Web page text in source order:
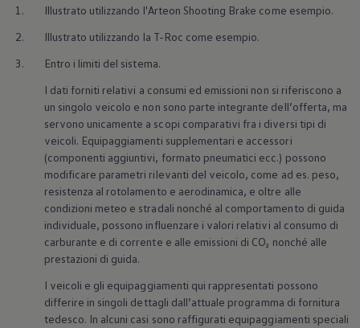
1.
Illustrato utilizzando l'Arteon Shooting Brake come esempio.
2.
Illustrato utilizzando la T-Roc come esempio.
3.
Entro i limiti del sistema.
I dati forniti relativi a consumi ed emissioni non si riferiscono a
un singolo veicolo e non sono parte integrante dell’offerta, ma
servono unicamente a scopi comparativi fra i diversi tipi di
veicoli. Equipaggiamenti supplementari e accessori
(componenti aggiuntivi, formato pneumatici ecc.) possono
modificare parametri rilevanti del veicolo, come ad es. peso,
resistenza al rotolamento e aerodinamica, e oltre alle
condizioni meteo e stradali nonché al comportamento di guida
individuale, possono influenzare i valori relativi al consumo di
carburante e di corrente e alle emissioni di CO₂ nonché alle
prestazioni di guida.
I veicoli e gli equipaggiamenti qui rappresentati possono
differire in singoli dettagli dall’attuale programma di fornitura
tedesco. In alcuni casi sono raffigurati equipaggiamenti speciali